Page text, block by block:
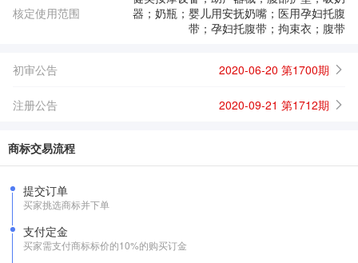
核定使用范围
器；奶瓶；婴儿用安抚奶嘴；医用孕妇托腹
带；孕妇托腹带；拘束衣；腹带
初审公告 2020-06-20 第1700期
注册公告 2020-09-21 第1712期
商标交易流程
提交订单
买家挑选商标并下单
支付定金
买家需支付商标标价的10%的购买订金